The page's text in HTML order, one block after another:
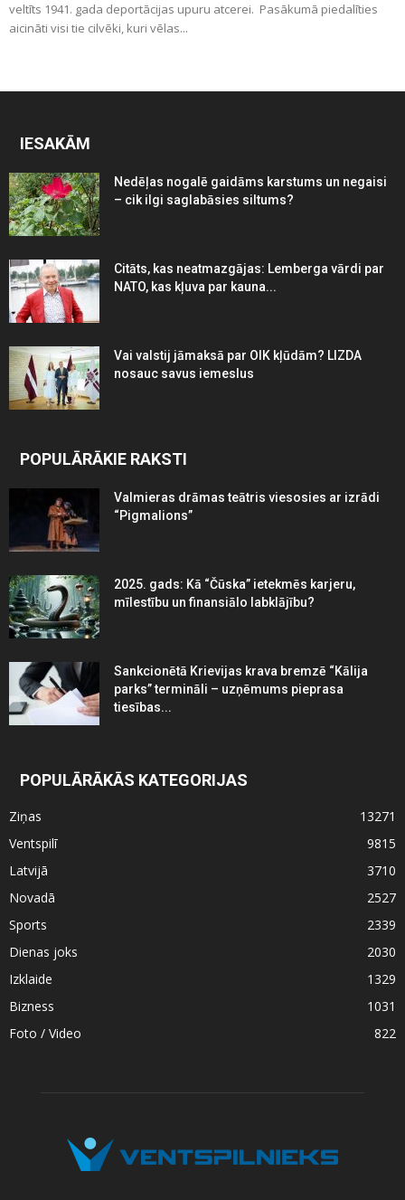
veltīts 1941. gada deportācijas upuru atcerei. Pasākumā piedalīties
aicināti visi tie cilvēki, kuri vēlas...
IESAKĀM
Nedēļas nogalē gaidāms karstums un negaisi
– cik ilgi saglabāsies siltums?
Citāts, kas neatmazgājas: Lemberga vārdi par
NATO, kas kļuva par kauna...
Vai valstij jāmaksā par OIK kļūdām? LIZDA
nosauc savus iemeslus
POPULĀRĀKIE RAKSTI
Valmieras drāmas teātris viesosies ar izrādi
“Pigmalions”
2025. gads: Kā “Čūska” ietekmēs karjeru,
mīlestību un finansiālo labklājību?
Sankcionētā Krievijas krava bremzē “Kālija
parks” termināli – uzņēmums pieprasa
tiesības...
POPULĀRĀKĀS KATEGORIJAS
Ziņas
13271
Ventspilī
9815
Latvijā
3710
Novadā
2527
Sports
2339
Dienas joks
2030
Izklaide
1329
Bizness
1031
Foto / Video
822